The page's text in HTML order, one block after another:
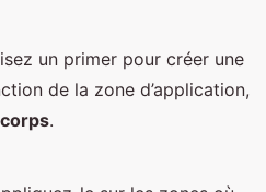
un primer pour créer une
de la zone d’application,
corps.